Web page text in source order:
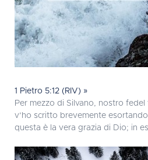
1 Pietro 5:12 (RIV) »
Per mezzo di Silvano, nostro
v’ho scritto brevemente
questa è la vera grazia di Dio; in